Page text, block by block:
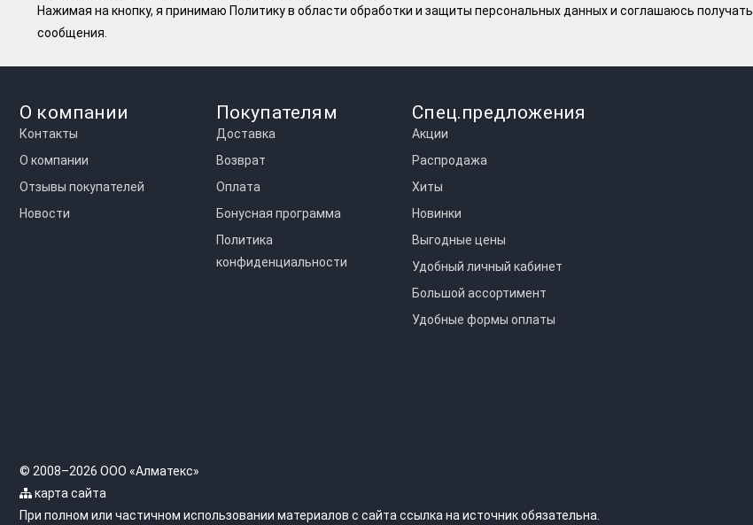
Нажимая на кнопку, я принимаю Политику в области обработки и защиты персональных данныхи соглашаюсь получать
сообщения.
О компании
Контакты
О компании
Отзывы покупателей
Новости
Покупателям
Доставка
Возврат
Оплата
Бонусная программа
Политика
конфиденциальности
Спец.предложения
Акции
Распродажа
Хиты
Новинки
Выгодные цены
Удобный личный кабинет
Большой ассортимент
Удобные формы оплаты
© 2008–2026 ООО «Алматекс»
карта сайта
При полном или частичном использовании материалов с сайта ссылка на источник обязательна.